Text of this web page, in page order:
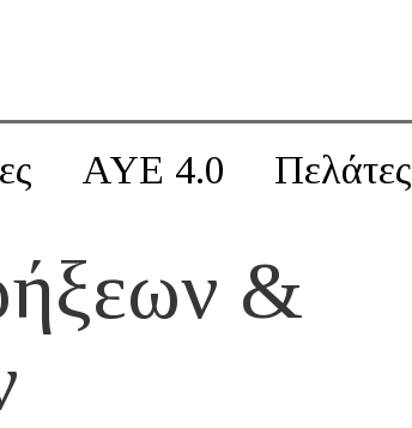
AYE 4.0 Πελάτες
&